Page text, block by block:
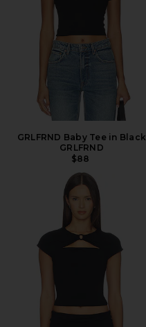
GRLFRND Baby Tee in Black
GRLFRND
$88